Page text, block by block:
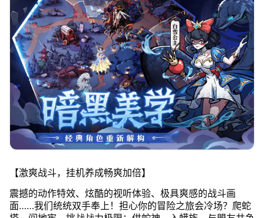
【激爽战斗，挂机养成畅爽加倍】
震撼的动作特效、炫酷的视听体验、极具爽感的战斗画
面……我们统统双手奉上！担心你的冒险之旅会冷场？爬蛇